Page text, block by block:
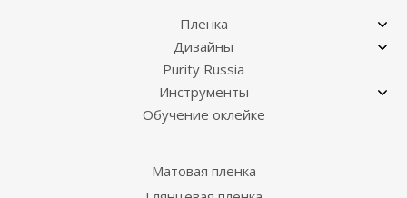
Пленка
Дизайны
Purity Russia
Инструменты
Обучение оклейке
Матовая пленка